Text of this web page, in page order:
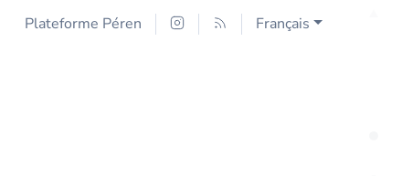
Plateforme Péren Français